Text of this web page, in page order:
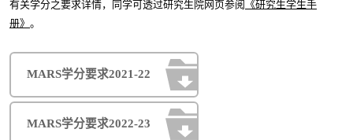
有关学分之要求详情，同学可透过研究生院网页参阅 《研究生学生手
册》 。
MARS学分要求2021-22
MARS学分要求2022-23